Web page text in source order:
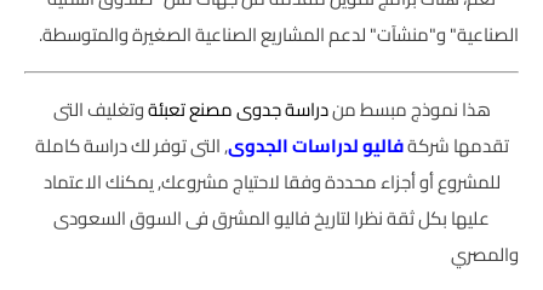
الصناعية" و"منشآت" لدعم المشاريع الصناعية الصغيرة والمتوسطة.
هذا نموذج مبسط مندراسة جدوى مصنع تعبئةوتغليف التى
تقدمها شركةفاليو لدراسات الجدوى, التى توفر لك دراسة كاملة
للمشروع أو أجزاء محددة وفقا لاحتياج مشروعك, يمكنك الاعتماد
عليها بكل ثقة نظرا لتاريخ فاليو المشرق فى السوق السعودى
والمصري